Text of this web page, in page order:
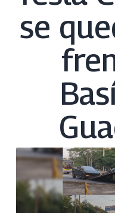
se